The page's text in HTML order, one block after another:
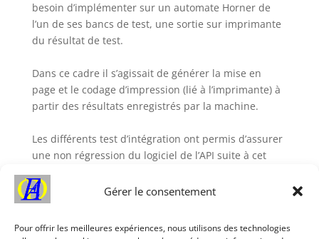
Gérer le consentement
Pour offrir les meilleures expériences, nous utilisons des technologies
besoin d’implémenter sur un automate Horner de
l’un de ses bancs de test, une sortie sur imprimante
du résultat de test.
Dans ce cadre il s’agissait de générer la mise en
page et le codage d’impression (lié à l’imprimante) à
partir des résultats enregistrés par la machine.
Les différents test d’intégration ont permis d’assurer
une non régression du logiciel de l’API suite à cet
ajout du module logiciel.
Articles à consulter
Une analyse et un affichage sous Windows du